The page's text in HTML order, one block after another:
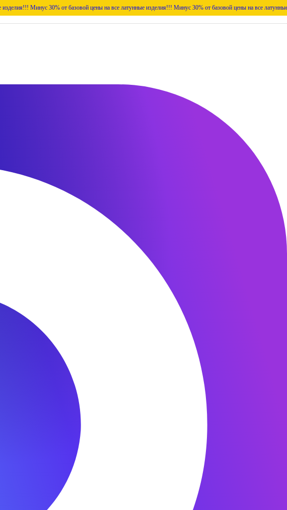
Минус 30% от базовой цены на все латунные изделия!!! Минус 30% от базовой цены на все латунные изделия!!!